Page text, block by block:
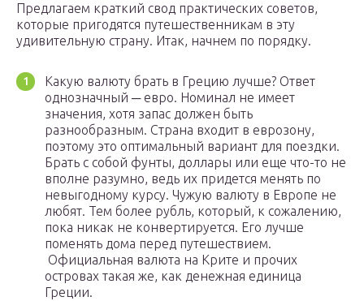
Предлагаем краткий свод практических советов,
которые пригодятся путешественникам в эту
удивительную страну. Итак, начнем по порядку.
Какую валюту брать в Грецию лучше? Ответ
однозначный ─ евро. Номинал не имеет
значения, хотя запас должен быть
разнообразным. Страна входит в еврозону,
поэтому это оптимальный вариант для поездки.
Брать с собой фунты, доллары или еще что-то не
вполне разумно, ведь их придется менять по
невыгодному курсу. Чужую валюту в Европе не
любят. Тем более рубль, который, к сожалению,
пока никак не конвертируется. Его лучше
поменять дома перед путешествием.
Официальная валюта на Крите и прочих
островах такая же, как денежная единица
Греции.